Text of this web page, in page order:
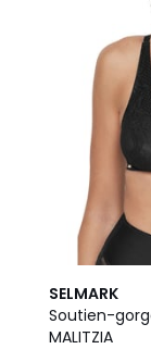
SELMARK
Soutien-
MALITZIA
3
Couleurs